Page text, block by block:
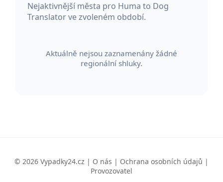
Nejaktivnější města pro Huma to Dog
Translator ve zvoleném období.
Aktuálně nejsou zaznamenány žádné
regionální shluky.
© 2026 Vypadky24.cz | O nás | Ochrana osobních údajů |
Provozovatel